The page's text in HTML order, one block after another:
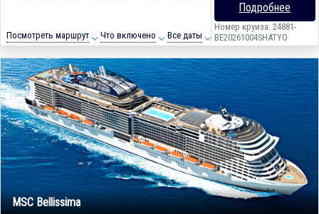
Посмотреть маршрут Что включено Все даты
Подробнее
Номер круиза: 24881-
BE20261004SHATYO
MSC Bellissima